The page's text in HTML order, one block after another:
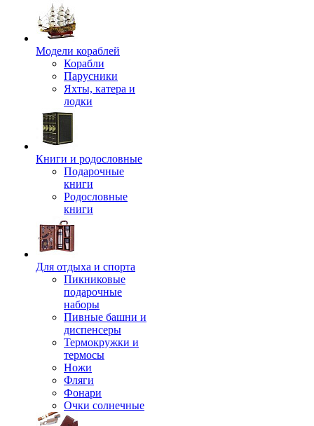
Модели кораблей
Корабли
Парусники
Яхты, катера и
лодки
Книги и родословные
Подарочные
книги
Родословные
книги
Для отдыха и спорта
Пикниковые
подарочные
наборы
Пивные башни и
диспенсеры
Термокружки и
термосы
Ножи
Фляги
Фонари
Очки солнечные